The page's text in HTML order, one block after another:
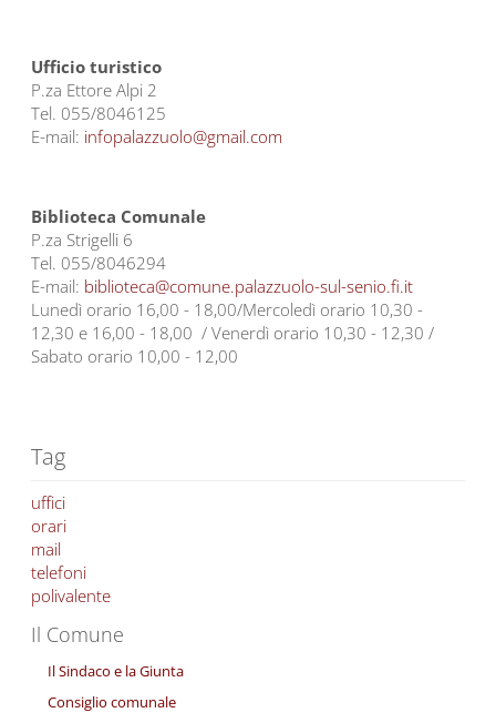
Ufficio turistico
P.za Ettore Alpi 2
Tel. 055/8046125
E-mail: infopalazzuolo@gmail.com
Biblioteca Comunale
P.za Strigelli 6
Tel. 055/8046294
E-mail: biblioteca@comune.palazzuolo-sul-senio.fi.it
Lunedì orario 16,00 - 18,00/Mercoledì orario 10,30 -
12,30 e 16,00 - 18,00 / Venerdì orario 10,30 - 12,30 /
Sabato orario 10,00 - 12,00
Tag
uffici
orari
mail
telefoni
polivalente
Il Comune
Il Sindaco e la Giunta
Consiglio comunale